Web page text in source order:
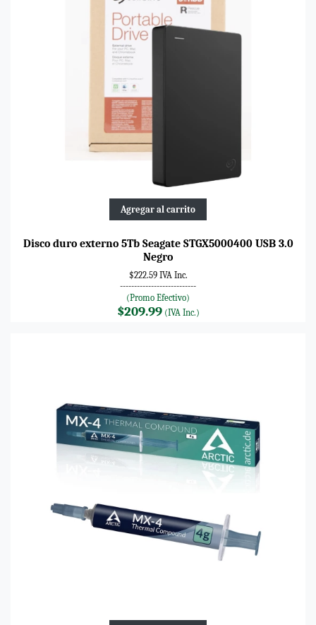
Agregar al carrito
Disco duro externo 5Tb Seagate STGX5000400 USB 3.0
Negro
$222.59 IVA Inc.
---------------------------
(Promo Efectivo)
$209.99(IVA Inc.)